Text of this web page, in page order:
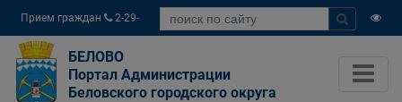
Прием граждан
2-29-
04
БЕЛОВО
Портал Администрации
Беловского городского округа